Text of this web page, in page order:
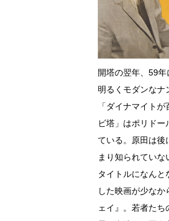
開塔の翌年、59
明るくモダンなナ
「ダイナマイト
ビ塔」はポリド
ている。原田は後
まり知られてい
タイトルになん
した映画が少な
ェイ』。若者た